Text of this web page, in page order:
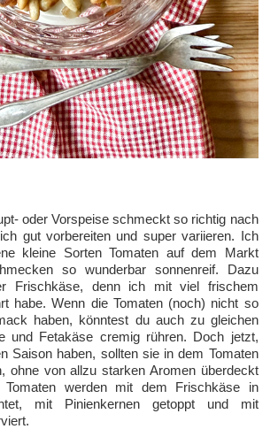
oder Vorspeise schmeckt so richtig nach
gut vorbereiten und super variieren. Ich
kleine Sorten Tomaten auf dem Markt
so wunderbar sonnenreif. Dazu
Frischkäse, denn ich mit viel frischem
habe. Wenn die Tomaten (noch) nicht so
haben, könntest du auch zu gleichen
und Fetakäse cremig rühren. Doch jetzt,
Saison haben, sollten sie in dem Tomaten
ohne von allzu starken Aromen überdeckt
werden mit dem Frischkäse in
mit Pinienkernen getoppt und mit